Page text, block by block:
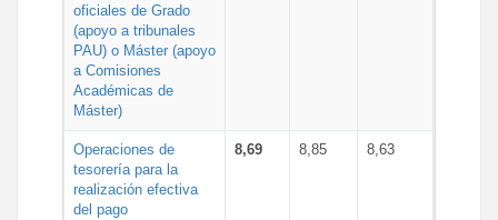
oficiales de Grado
(apoyo a tribunales
PAU) o Máster (apoyo
a Comisiones
Académicas de
Máster)
Operaciones de
tesorería para la
realización efectiva
del pago
8,69 8,85 8,63